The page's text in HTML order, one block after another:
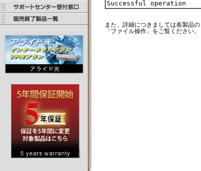
また、詳細につきましては各製品
「ファイル操作」をご覧ください。